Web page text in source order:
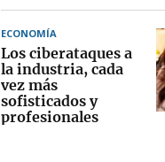
ECONOMÍA
Los ciberataques a
la industria, cada
vez más
sofisticados y
profesionales